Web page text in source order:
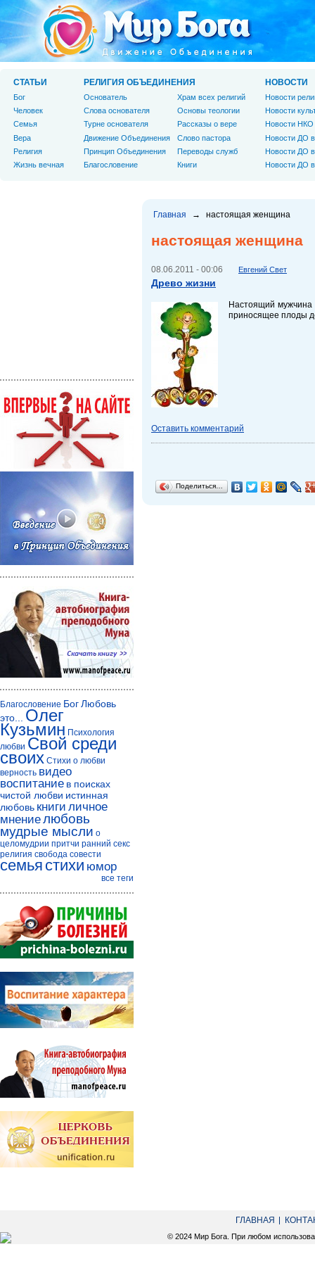
Главная → настоящая женщина
настоящая женщина
08.06.2011 - 00:06 Евгений Свет
Древо жизни
Настоящий
приносящее плоды
Оставить комментарий
Поделиться…
СТАТЬИ
Бог
Человек
Cемья
Вера
Религия
Жизнь вечная
РЕЛИГИЯ ОБЪЕДИНЕНИЯ
Основатель
Слова основателя
Турне основателя
Движение Объединения
Принцип Объединения
Благословение
Храм всех религий
Основы теологии
Рассказы о вере
Слово пастора
Переводы служб
Книги
НОВОСТИ
Новости
Новости
Новости НКО
Новости ДО
Новости ДО
Новости ДО
Благословение БогЛюбовь
это...
Олег
Кузьмин Психология
любви Свой среди
своих Стихи о любви
верность видео
воспитание в поисках
чистой любви истинная
любовь книги личное
мнениелюбовь
мудрые мысли о
целомудрии притчи ранний секс
религия свобода совести
семья стихи юмор
все теги
ГЛАВНАЯ
© 2024 Мир Бога. При любом